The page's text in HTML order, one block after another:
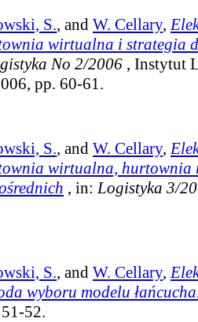
S., and W. Cellary,
wirtualna i strategia
No 2/2006 , Instytut
pp. 60-61.
S., and W. Cellary,
wirtualna, hurtownia
, in: Logistyka 3/
S., and W. Cellary,
wyboru modelu
52.